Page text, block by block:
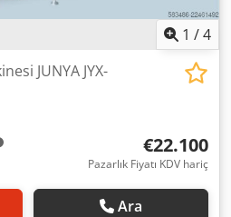
1 /4
JUNYA JYX-
€22.100
Pazarlık Fiyatı KDV hariç
Ara